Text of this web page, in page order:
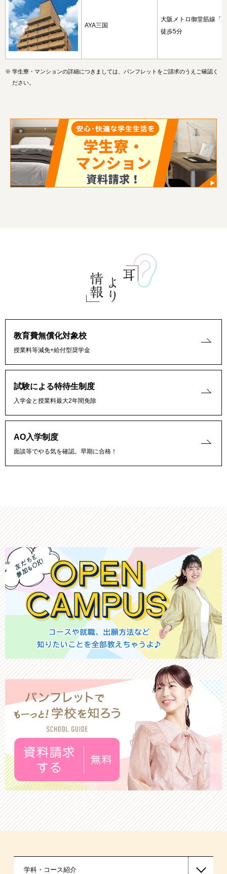
AYA三国
大阪メトロ御堂筋線「
徒歩5分
※ 学生寮・マンションの詳細につきましては、パンフレットをご請求のうえご確認く
ださい。
教育費無償化対象校
授業料等減免+給付型奨学金
試験による特待生制度
入学金と授業料最大2年間免除
AO入学制度
面談等でやる気を確認。早期に合格！
学科・コース紹介